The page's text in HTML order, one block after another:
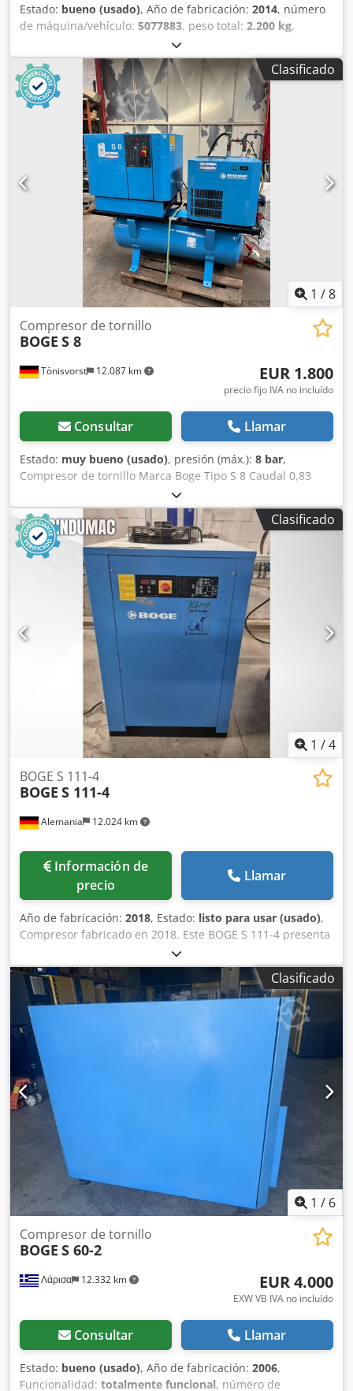
Estado: bueno (usado), Año de fabricación: 2014, número
de máquina/vehículo: 5077883, peso total: 2.200 kg,
, Equipamiento:
características disponible, Compresor BOGE SLF101-3 Nº
5077883 FABRICANTE: BOGE TIPO: SLF101-1 Nº de serie:
5077883 Dedpfx Agow R A Ane Sock Año: 2014 Potencia
(kW): 90 Caudal (m3/min): 4,94-12,25 Presión (bar): 10
Horas de funcionamiento (doc./total): Convertidor de
frecuencia: sí Secador incorporado: no Intercambiador: no
Refrigeración (aire/agua): aire Sobre depósito: no
Documentación: no Estado: usado
Clasificado
1 /8
Tönisvorst 12.087 km
Compresor de tornillo
BOGE S 8
EUR 1.800
precio fijo IVA no incluído
Consultar Llamar
Estado: muy bueno (usado), presión (máx.): 8 bar,
Compresor de tornillo Marca Boge Tipo S 8 Caudal 0,83
m3/min. Presión 8 bar Potencia del motor 5,5 kW
Capacidad del depósito 250 litros Secador frigorífico Tipo
DP 9/352 Dimensiones de transporte: Longitud 1750 mm
Ancho 750 mm Altura 1550 mm con palet Dsdpfx Aey Slf
Nsg Ssck
Clasificado
1 /4
Alemania 12.024 km
BOGE S 111-4
BOGE S 111-4
Información de
precio
Llamar
Año de fabricación: 2018, Estado: listo para usar (usado),
Compresor fabricado en 2018. Este BOGE S 111-4 presenta
un caudal de aire de 17,10 m³/min y una presión de
descarga final de 10 bar. Está equipado con un secador
refrigerado modelo DS220, fabricado en 2017. Si está
buscando obtener capacidades de aire comprimido de alta
calidad, considere el compresor BOGE S 111-4 que
tenemos a la venta. Póngase en contacto con nosotros para
más detalles. Dcsdpfx Ajy Dggxjg Sjk • Estado: Usado, no
reconstruido - sin garantía • Datos técnicos: • Caudal de
aire: 17,10 m³/min • Presión final de descarga: 10 bar •
Velocidad del motor: 1490 rpm • Potencia nominal:
Accionamiento principal - 110 KW Motor del ventilador - 3
KW Equipamiento adicional • Secador frigorífico: •
Fabricante: Boge • Modelo: DS220 • Año de fabricación:
Clasificado
1 / 6
Λάρισα 12.332 km
Compresor de tornillo
BOGE S 60-2
EUR 4.000
EXW VB IVA no incluído
Consultar Llamar
Estado: bueno (usado), Año de fabricación: 2006,
Funcionalidad: totalmente funcional, número de